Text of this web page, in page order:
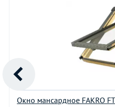
Окно мансардное FAKRO